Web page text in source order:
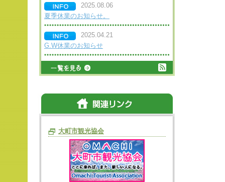
2025.08.06
夏季休業のお知らせ。
2025.04.21
G.W休業のお知らせ
大町市観光協会